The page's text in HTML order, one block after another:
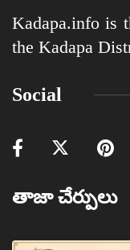
Kadapa.info is
the Kadapa
Social
తాజా చేర్పులు